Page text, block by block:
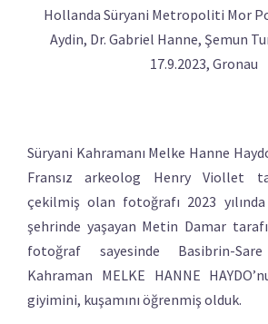
Hollanda Süryani Metropoliti Mor
Aydin, Dr. Gabriel Hanne, Şemun
17.9.2023, Gronau
Süryani Kahramanı Melke Hanne
Fransız arkeolog Henry Viollet
çekilmiş olan fotoğrafı 2023
şehrinde yaşayan Metin Damar
fotoğraf sayesinde Basibrin-
Kahraman MELKE HANNE
giyimini, kuşamını öğrenmiş olduk.